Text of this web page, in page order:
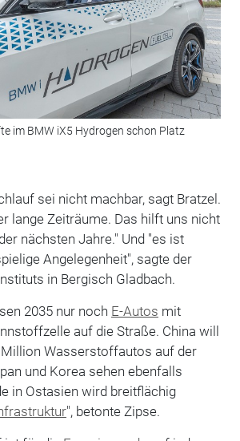
im BMW iX5 Hydrogen schon Platz
sei nicht machbar, sagt Bratzel.
lange Zeiträume. Das hilft uns nicht
nächsten Jahre." Und "es ist
Angelegenheit", sagte der
in Bergisch Gladbach.
2035 nur noch E-Autos mit
auf die Straße. China will
Wasserstoffautos auf der
und Korea sehen ebenfalls
in Ostasien wird breitflächig
", betonte Zipse.